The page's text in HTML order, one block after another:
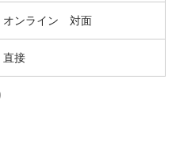
オンライン 対面
直接